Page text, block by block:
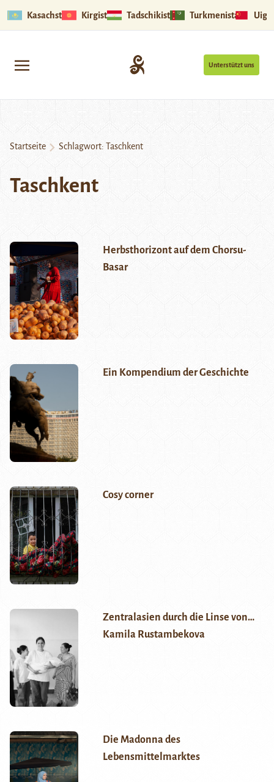
Kasachstan Kirgistan Tadschikistan Turkmenistan
Unterstützt uns
Startseite Schlagwort: Taschkent
Taschkent
Herbsthorizont auf dem Chorsu-
Basar
Ein Kompendium der Geschichte
Cosy corner
Zentralasien durch die Linse von…
Kamila Rustambekova
Die Madonna des
Lebensmittelmarktes